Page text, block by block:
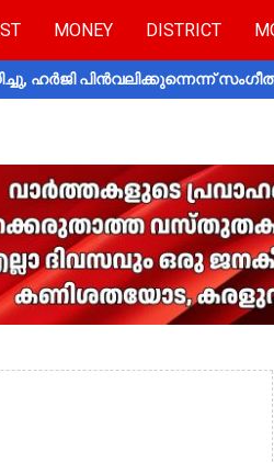
MONEY DISTRICT
ഹർജി പിൻവലിക്കുന്നെന്ന്